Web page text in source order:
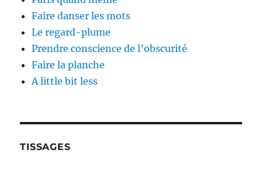
Faire danser les mots
Le regard-plume
Prendre conscience de l’obscurité
Faire la planche
A little bit less
TISSAGES